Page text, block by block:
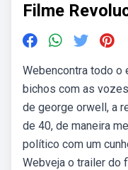
Filme
Webencontra todo o
bichos com as
de george orwell, a
de 40, de maneira
político com um
Webveja o trailer do